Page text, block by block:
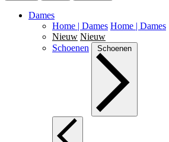
Dames
Home | Dames Home | Dames
Nieuw Nieuw
Schoenen
Schoenen